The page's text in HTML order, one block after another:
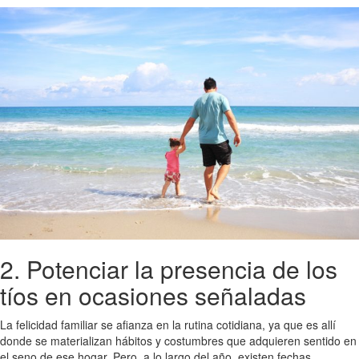
2. Potenciar la presencia de los
tíos en ocasiones señaladas
La felicidad familiar se afianza en la rutina cotidiana, ya que es allí
donde se materializan hábitos y costumbres que adquieren sentido en